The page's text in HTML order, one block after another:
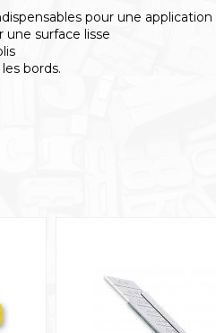
pour une application
une surface lisse
bords.